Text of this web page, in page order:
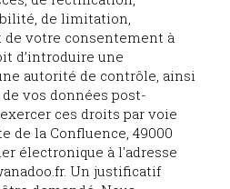
de limitation,
de votre consentement à
d’introduire une
autorité de contrôle, ainsi
vos données post-
ces droits par voie
de la Confluence, 49000
électronique à l'adresse
Un justificatif